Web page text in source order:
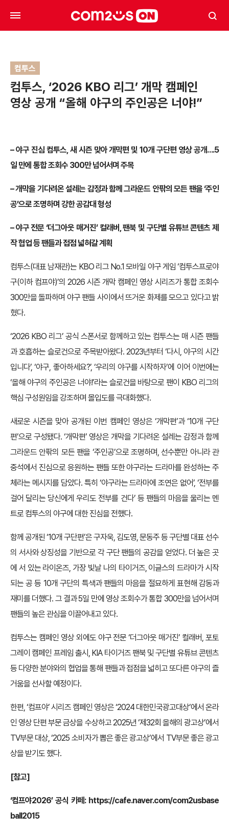
컴투스
컴투스, ‘2026 KBO 리그’ 개막 캠페인
영상 공개 “올해 야구의 주인공은 너야!”
– 야구 진심 컴투스, 새 시즌 맞아 개막편 및 10개 구단편 영상 공개….5
일 만에 통합 조회수 300만 넘어서며 주목
– 개막을 기다려온 설레는 감정과 함께 그라운드 안팎의 모든 팬을 ‘주인
공’으로 조명하며 강한 공감대 형성
– 야구 전문 ‘더그아웃 매거진’ 컬래버, 팬북 및 구단별 유튜브 콘텐츠 제
작 협업 등 팬들과 접점 넓혀갈 계획
컴투스(대표 남재관)는 KBO 리그 No.1 모바일 야구 게임 ‘컴투스프로야
구(이하 컴프야)’의 2026 시즌 개막 캠페인 영상 시리즈가 통합 조회수
300만을 돌파하며 야구 팬들 사이에서 뜨거운 화제를 모으고 있다고 밝
혔다.
‘2026 KBO 리그’ 공식 스폰서로 함께하고 있는 컴투스는 매 시즌 팬들
과 호흡하는 슬로건으로 주목받아왔다. 2023년부터 ‘다시, 야구의 시간
입니다’, ‘야구, 좋아하세요?’, ‘우리의 야구를 시작하자’에 이어 이번에는
‘올해 야구의 주인공은 너야!’라는 슬로건을 바탕으로 팬이 KBO 리그의
핵심 구성원임을 강조하며 몰입도를 극대화했다.
새로운 시즌을 맞아 공개된 이번 캠페인 영상은 ‘개막편’과 ‘10개 구단
편’으로 구성됐다. ‘개막편’ 영상은 개막을 기다려온 설레는 감정과 함께
그라운드 안팎의 모든 팬을 ‘주인공’으로 조명하며, 선수뿐만 아니라 관
중석에서 진심으로 응원하는 팬들 또한 야구라는 드라마를 완성하는 주
체라는 메시지를 담았다. 특히 ‘야구라는 드라마에 조연은 없어’, ‘전부를
걸어 달리는 당신에게 우리도 전부를 건다’ 등 팬들의 마음을 울리는 멘
트로 컴투스의 야구에 대한 진심을 전했다.
함께 공개된 ‘10개 구단편’은 구자욱, 김도영, 문동주 등 구단별 대표 선수
의 서사와 상징성을 기반으로 각 구단 팬들의 공감을 얻었다. 더 높은 곳
에 서 있는 라이온즈, 가장 빛날 나의 타이거즈, 이글스의 드라마가 시작
되는 공 등 10개 구단의 특색과 팬들의 마음을 절묘하게 표현해 감동과
재미를 더했다. 그 결과 5일 만에 영상 조회수가 통합 300만을 넘어서며
팬들의 높은 관심을 이끌어내고 있다.
컴투스는 캠페인 영상 외에도 야구 전문 ‘더그아웃 매거진’ 컬래버, 포토
그레이 캠페인 프레임 출시, KIA 타이거즈 팬북 및 구단별 유튜브 콘텐츠
등 다양한 분야와의 협업을 통해 팬들과 접점을 넓히고 또다른 야구의 즐
거움을 선사할 예정이다.
한편, ‘컴프야’ 시리즈 캠페인 영상은 ‘2024 대한민국광고대상’에서 온라
인 영상 단편 부문 금상을 수상하고 2025년 ‘제32회 올해의 광고상’에서
TV부문 대상, ‘2025 소비자가 뽑은 좋은 광고상’에서 TV부문 좋은 광고
상을 받기도 했다.
[참고]
‘컴프야2026’ 공식 카페: https://cafe.naver.com/com2usbase
ball2015